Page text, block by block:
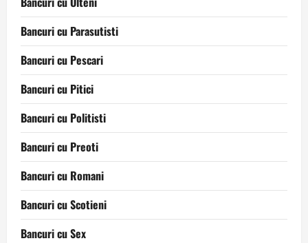
Bancuri cu Parasutisti
Bancuri cu Pescari
Bancuri cu Pitici
Bancuri cu Politisti
Bancuri cu Preoti
Bancuri cu Romani
Bancuri cu Scotieni
Bancuri cu Sex